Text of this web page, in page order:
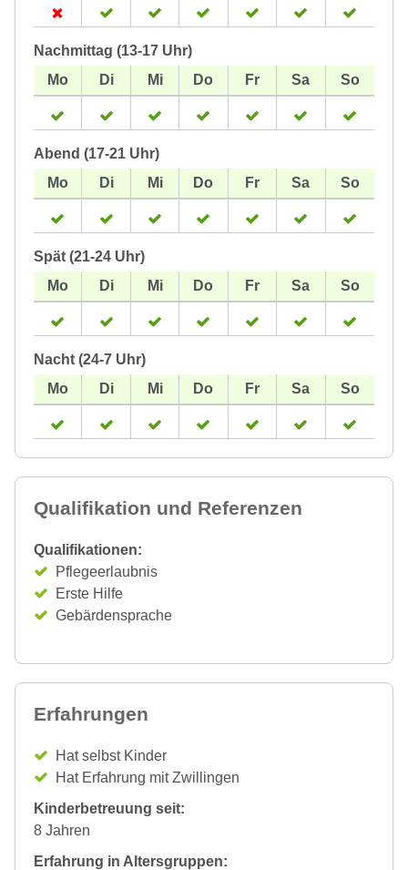
Nachmittag (13-17 Uhr)
Abend (17-21 Uhr)
Spät (21-24 Uhr)
Nacht (24-7 Uhr)
Qualifikation und Referenzen
Qualifikationen:
Pflegeerlaubnis
Erste Hilfe
Gebärdensprache
Erfahrungen
Hat selbst Kinder
Hat Erfahrung mit Zwillingen
Kinderbetreuung seit:
8 Jahren
Erfahrung in Altersgruppen: